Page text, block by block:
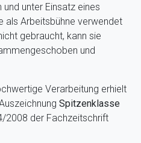
unter Einsatz eines
als Arbeitsbühne verwendet
gebraucht, kann sie
und
Verarbeitung erhielt
Spitzenklasse
2008 der Fachzeitschrift